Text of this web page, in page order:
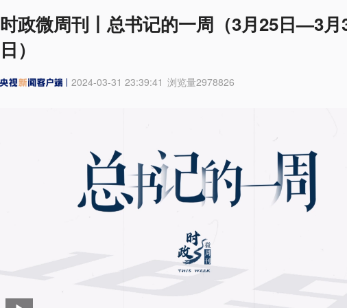
时政微周刊丨总书记的一周（3月25日—3月
日）
2024-03-31 23:39:41 浏览量2978826